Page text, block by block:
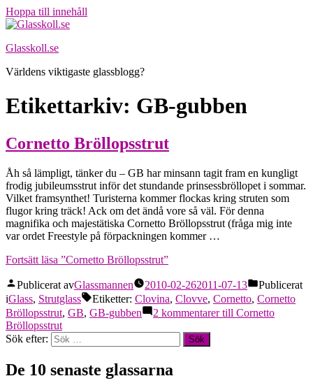
Hoppa till innehåll
Glasskoll.se
Världens viktigaste glassblogg?
Etikettarkiv: GB-gubben
Cornetto Bröllopsstrut
Åh så lämpligt, tänker du – GB har minsann tagit fram en kungligt
frodig jubileumsstrut inför det stundande prinsessbröllopet i sommar.
Vilket framsynthet! Turisterna kommer flockas kring struten som
flugor kring träck! Ack om det ändå vore så väl. För denna
magnifika och majestätiska Cornetto Bröllopsstrut (fråga mig inte
var ordet Freestyle på förpackningen kommer …
Fortsätt läsa ”Cornetto Bröllopsstrut”
Publicerat avGlassmannen 2010-02-262011-07-13
Publicerat
iGlass, Strutglass Etiketter: Clovina, Clovve, Cornetto, Cornetto
Bröllopsstrut, GB, GB-gubben 2 kommentarertill Cornetto
Bröllopsstrut
Sök efter:
De 10 senaste glassarna